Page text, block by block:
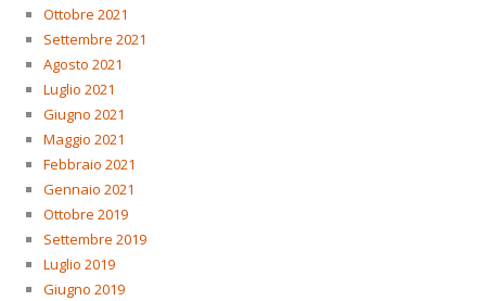
Ottobre 2021
Settembre 2021
Agosto 2021
Luglio 2021
Giugno 2021
Maggio 2021
Febbraio 2021
Gennaio 2021
Ottobre 2019
Settembre 2019
Luglio 2019
Giugno 2019